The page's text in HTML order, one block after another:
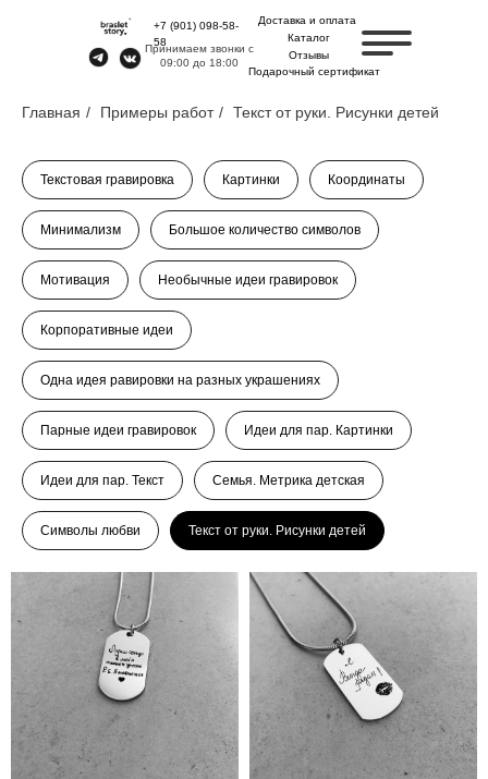
Принимаем звонки с
09:00 до 18:00
Доставка и оплата
Подарочный сертификат
Отзывы
Каталог
+7 (901) 098-58-
58
Главная / Примеры работ / Текст от руки. Рисунки детей
Текстовая гравировка Картинки Координаты
Минимализм Большое количество символов
Мотивация Необычные идеи гравировок
Корпоративные идеи
Одна идея равировки на разных украшениях
Парные идеи гравировок Идеи для пар. Картинки
Идеи для пар. Текст Семья. Метрика детская
Символы любви Текст от руки. Рисунки детей